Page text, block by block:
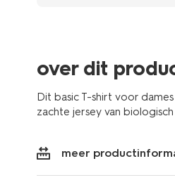
over dit
Dit basic T-shirt voor
zachte jersey van
meer